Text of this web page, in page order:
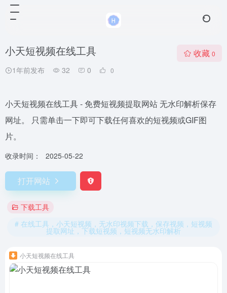
小天短视频在线工具
1年前发布 32 0 0
收藏 0
小天短视频在线工具 - 免费短视频提取网站 无水印解析保存
网址。 只需单击一下即可下载任何喜欢的短视频或GIF图
片。
收录时间： 2025-05-22
打开网站
下载工具
# 在线工具，小天短视频，无水印视频下载，保存视频，短视频
提取网址，下载短视频，短视频无水印解析
小天短视频在线工具